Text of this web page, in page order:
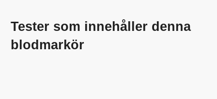
Tester som innehåller denna
blodmarkör